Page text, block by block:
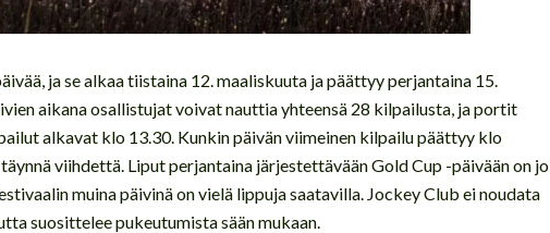
ja se alkaa tiistaina 12. maaliskuuta ja päättyy perjantaina 15.
aikana osallistujat voivat nauttia yhteensä 28 kilpailusta, ja portit
alkavat klo 13.30. Kunkin päivän viimeinen kilpailu päättyy klo
viihdettä. Liput perjantaina järjestettävään Gold Cup -päivään on jo
muina päivinä on vielä lippuja saatavilla. Jockey Club ei noudata
suosittelee pukeutumista sään mukaan.